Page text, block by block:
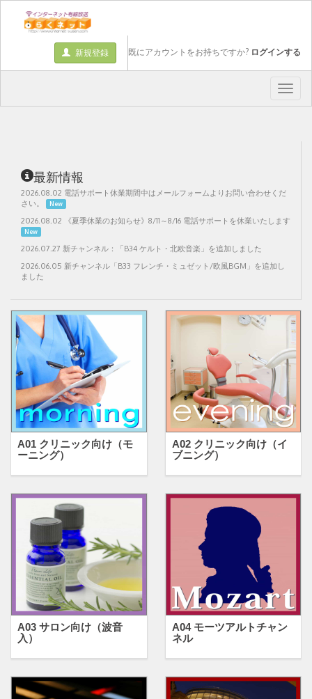
既にアカウントをお持ちですか? ログインする
新規登録
最新情報
2026.08.02 電話サポート休業期間中はメールフォームよりお問い合わせくだ
さい。
New
2026.08.02 《夏季休業のお知らせ》8/11～8/16 電話サポートを休業いたします
New
2026.07.27 新チャンネル：「B34 ケルト・北欧音楽」を追加しました
2026.06.05 新チャンネル「B33 フレンチ・ミュゼット/欧風BGM」を追加し
ました
A01 クリニック向け（モ
ーニング）
A02 クリニック向け（イ
ブニング）
A03 サロン向け（波音
入）
A04 モーツアルトチャン
ネル